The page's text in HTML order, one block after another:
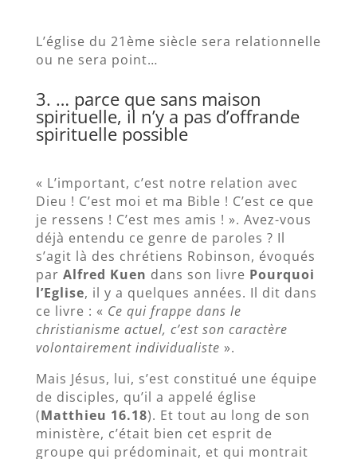
L’église du 21ème siècle sera relationnelle
ou ne sera point…
3. … parce que sans maison
spirituelle, il n’y a pas d’offrande
spirituelle possible
« L’important, c’est notre relation avec
Dieu ! C’est moi et ma Bible ! C’est ce que
je ressens ! C’est mes amis ! ». Avez-vous
déjà entendu ce genre de paroles ? Il
s’agit là des chrétiens Robinson, évoqués
par Alfred Kuen dans son livre Pourquoi
l’Eglise, il y a quelques années. Il dit dans
ce livre : « Ce qui frappe dans le
christianisme actuel, c’est son caractère
volontairement individualiste ».
Mais Jésus, lui, s’est constitué une équipe
de disciples, qu’il a appelé église
(Matthieu 16.18). Et tout au long de son
ministère, c’était bien cet esprit de
groupe qui prédominait, et qui montrait